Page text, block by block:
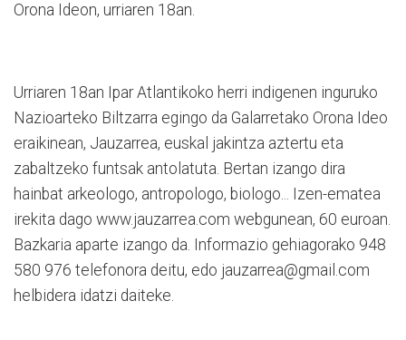
Orona Ideon, urriaren 18an.
Urriaren 18an Ipar Atlantikoko herri indigenen inguruko
Na­zioarteko Biltzarra egingo da Galarretako Orona Ideo
eraikinean, Jauzarrea, euskal jakin­tza aztertu eta
zabaltzeko fun­tsak antolatuta. Bertan izango dira
hainbat ar­keologo, antropologo, biologo... Izen-ematea
irekita dago www.jauzarrea.com webgunean, 60 euroan.
Baz­ka­ria aparte izango da. In­for­ma­zio gehiagorako 948
580 976 telefonora dei­tu, edo jauzarrea@gmail.com
hel­­bi­de­ra idatzi daiteke.